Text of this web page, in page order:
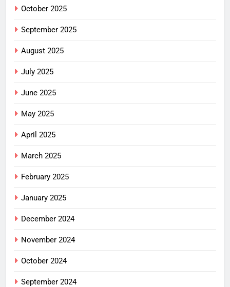
October 2025
September 2025
August 2025
July 2025
June 2025
May 2025
April 2025
March 2025
February 2025
January 2025
December 2024
November 2024
October 2024
September 2024